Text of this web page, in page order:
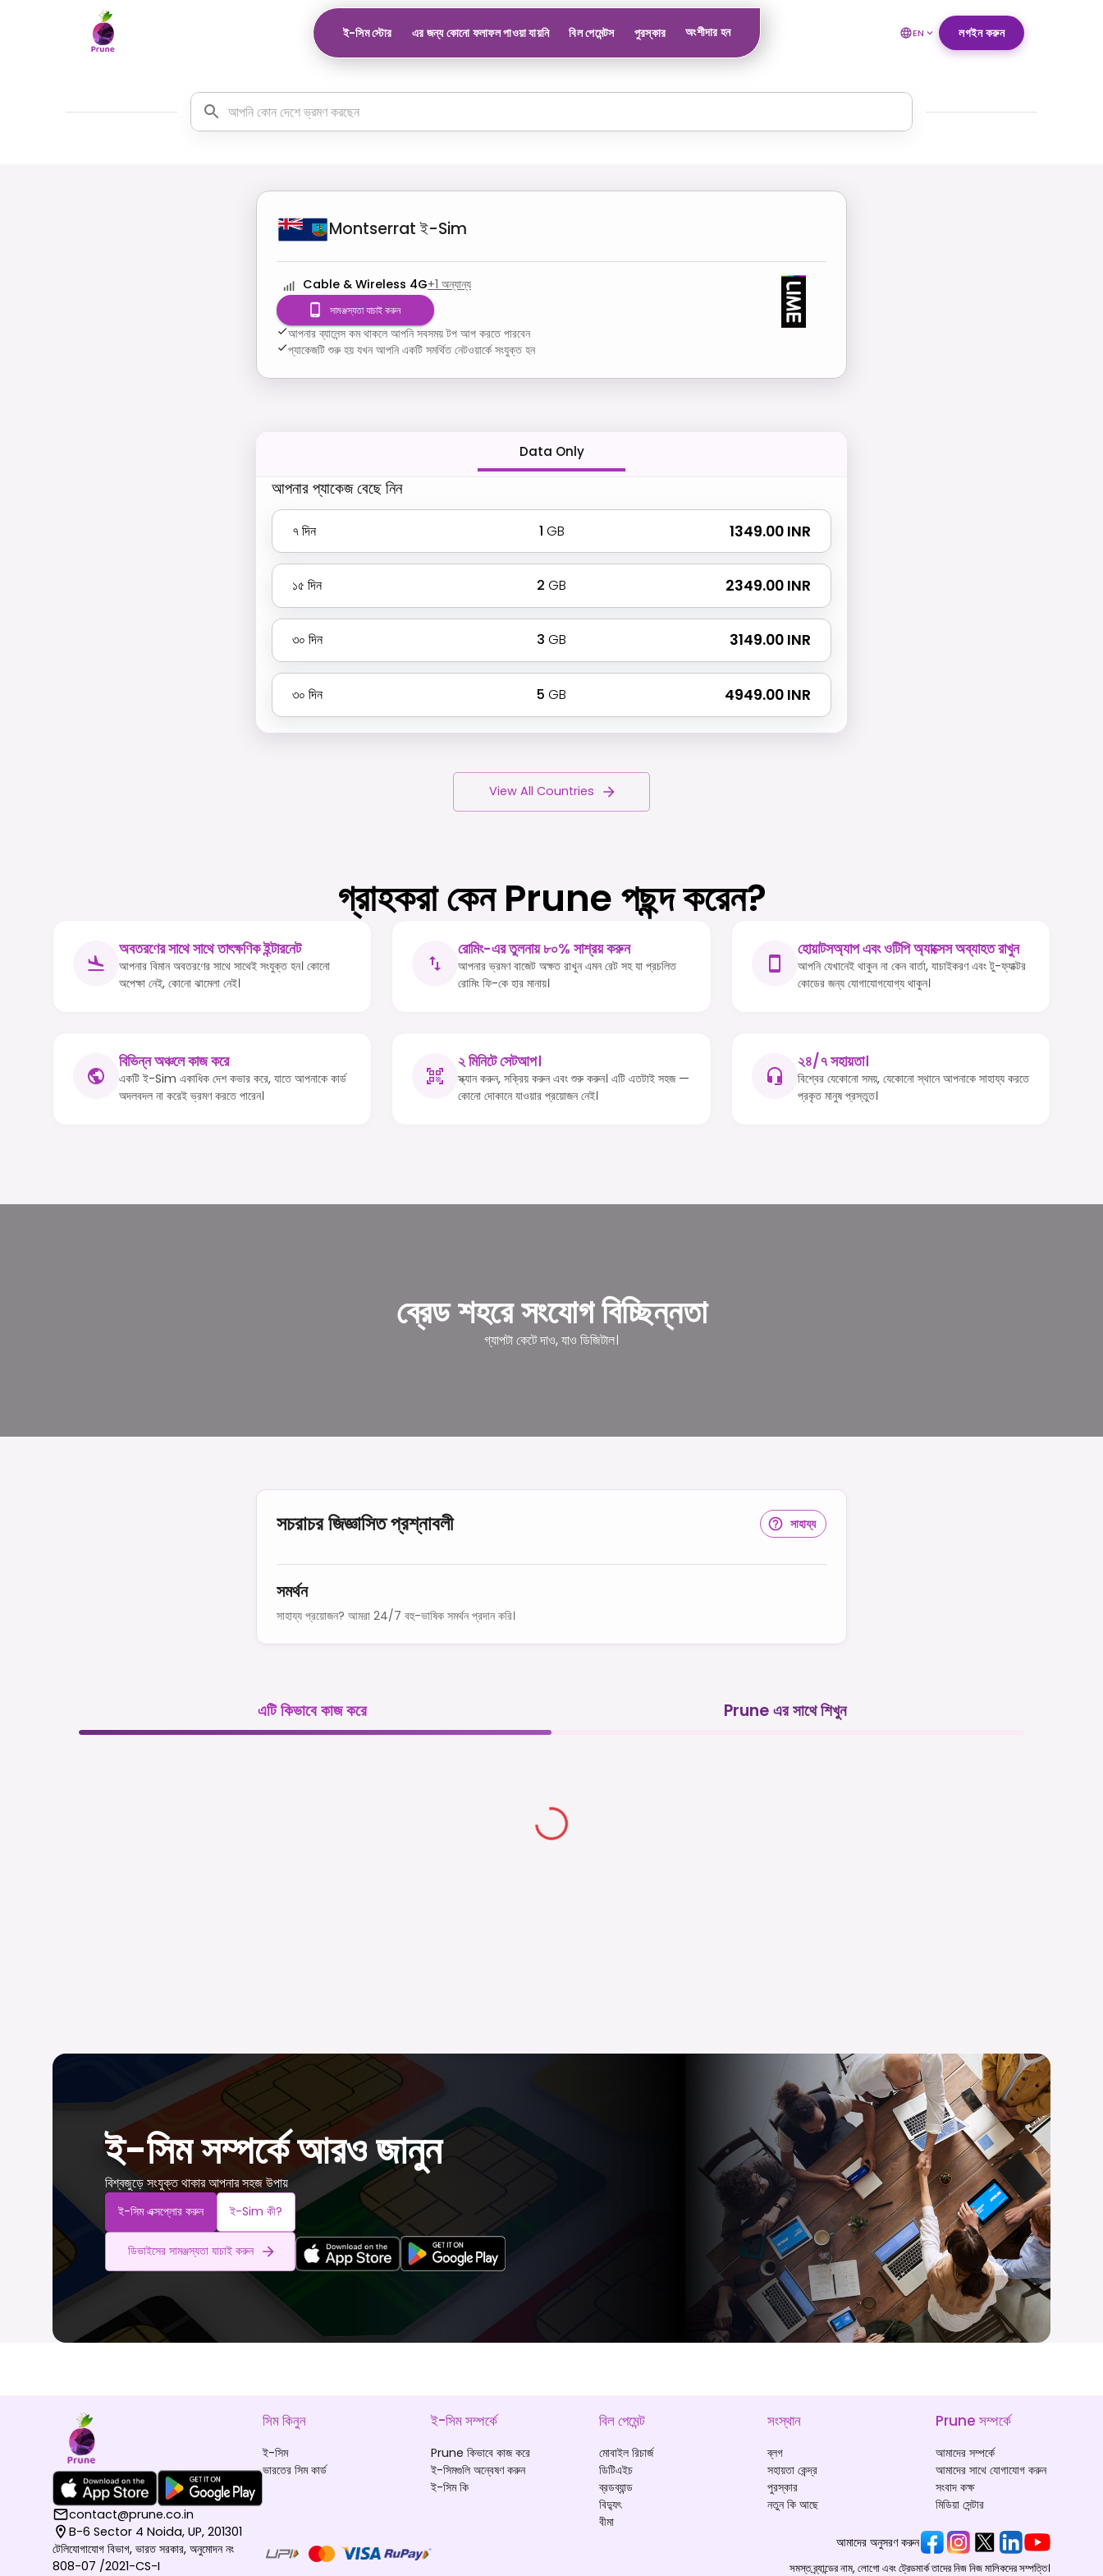
ই-সিম স্টোর এর জন্য কোনো ফলাফল পাওয়া যায়নি বিল পেমেন্টস পুরস্কার অংশীদার হন EN লগইন করুন
Montserrat ই-Sim
Cable & Wireless 4G+1 অন্যান্য
সামঞ্জস্যতা যাচাই করুন
আপনার ব্যালেন্স কম থাকলে আপনি সবসময় টপ আপ করতে পারবেন
প্যাকেজটি শুরু হয় যখন আপনি একটি সমর্থিত নেটওয়ার্কে সংযুক্ত হন
Data Only
আপনার প্যাকেজ বেছে নিন
৭দিন 1 GB ₹ 1349.00 INR
১৫ দিন 2 GB ₹ 2349.00 INR
৩০ দিন 3 GB ₹ 3149.00 INR
৩০ দিন 5 GB ₹ 4949.00 INR
View All Countries
গ্রাহকরা কেন Prune পছন্দ করেন?
অবতরণের সাথে সাথে তাৎক্ষণিক ইন্টারনেট
আপনার বিমান অবতরণের সাথে সাথেই সংযুক্ত হন। কোনো
অপেক্ষা নেই, কোনো ঝামেলা নেই।
রোমিং-এর তুলনায় ৮০% সাশ্রয় করুন
আপনার ভ্রমণ বাজেট অক্ষত রাখুন এমন রেট সহ যা প্রচলিত
রোমিং ফি-কে হার মানায়।
হোয়াটসঅ্যাপ এবং ওটিপি অ্যাক্সেস অব্যাহত রাখুন
আপনি যেখানেই থাকুন না কেন বার্তা, যাচাইকরণ এবং টু-ফ্যাক্টর
কোডের জন্য যোগাযোগযোগ্য থাকুন।
বিভিন্ন অঞ্চলে কাজ করে
একটি ই-Sim একাধিক দেশ কভার করে, যাতে আপনাকে কার্ড
অদলবদল না করেই ভ্রমণ করতে পারেন।
২ মিনিটে সেটআপ।
স্ক্যান করুন, সক্রিয় করুন এবং শুরু করুন। এটি এতটাই সহজ —
কোনো দোকানে যাওয়ার প্রয়োজন নেই।
২৪/৭ সহায়তা।
বিশ্বের যেকোনো সময়, যেকোনো স্থানে আপনাকে সাহায্য করতে
প্রকৃত মানুষ প্রস্তুত।
ব্রেড শহরে সংযোগ বিচ্ছিন্নতা
গ্যাপটা কেটে দাও, যাও ডিজিটাল।
সচরাচর জিজ্ঞাসিত প্রশ্নাবলী সাহায্য
সমর্থন
সাহায্য প্রয়োজন? আমরা 24/7 বহু-ভাষিক সমর্থন প্রদান করি।
এটি কিভাবে কাজ করে Prune এর সাথে শিখুন
ই-সিম সম্পর্কে আরও জানুন
বিশ্বজুড়ে সংযুক্ত থাকার আপনার সহজ উপায়
ই-সিম এক্সপ্লোর করুন ই-Sim কী?
ডিভাইসের সামঞ্জস্যতা যাচাই করুন
contact@prune.co.in
B-6 Sector 4 Noida, UP, 201301
টেলিযোগাযোগ বিভাগ, ভারত সরকার, অনুমোদন নং
808-07 /2021-CS-I
সিম কিনুন
ই-সিম
ভারতের সিম কার্ড
ই-সিম সম্পর্কে
Prune কিভাবে কাজ করে
ই-সিমগুলি অন্বেষণ করুন
ই-সিম কি
বিল পেমেন্ট
মোবাইল রিচার্জ
ডিটিএইচ
ব্রডব্যান্ড
বিদ্যুৎ
বীমা
সংস্থান
ব্লগ
সহায়তা কেন্দ্র
পুরস্কার
নতুন কি আছে
Prune সম্পর্কে
আমাদের সম্পর্কে
আমাদের সাথে যোগাযোগ করুন
সংবাদ কক্ষ
মিডিয়া সেন্টার
আমাদের অনুসরণ করুন
সমস্ত ব্র্যান্ডের নাম, লোগো এবং ট্রেডমার্ক তাদের নিজ নিজ মালিকদের সম্পত্তি।